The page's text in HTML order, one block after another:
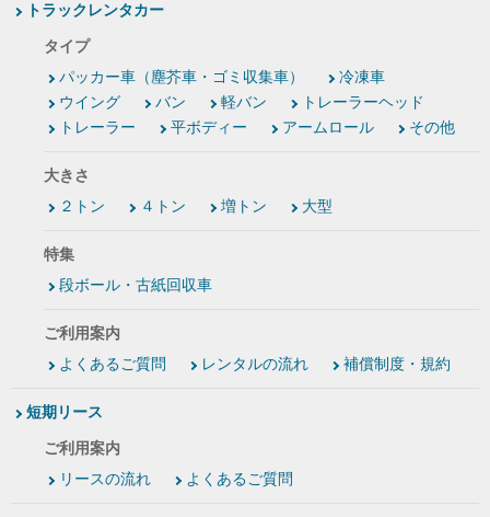
トラックレンタカー
タイプ
パッカー車（塵芥車・ゴミ収集車）
冷凍車
ウイング
バン 軽バン
トレーラーヘッド
トレーラー
平ボディー アームロール その他
大きさ
２トン
４トン 増トン 大型
特集
段ボール・古紙回収車
ご利用案内
よくあるご質問
レンタルの流れ 補償制度・規約
短期リース
ご利用案内
リースの流れ
よくあるご質問